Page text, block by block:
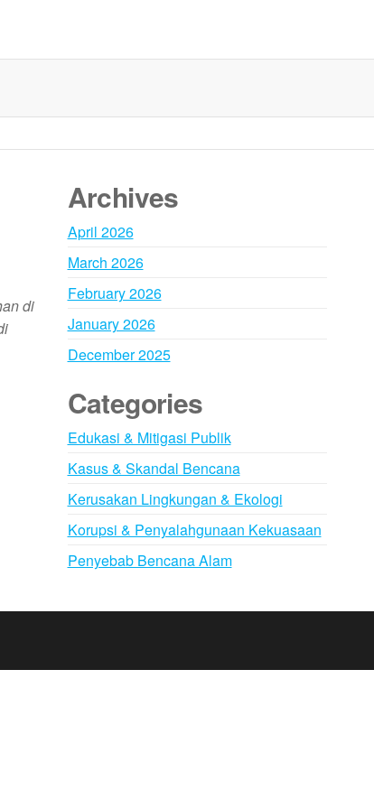
di
Archives
April 2026
March 2026
February 2026
January 2026
December 2025
Categories
Edukasi & Mitigasi Publik
Kasus & Skandal Bencana
Kerusakan Lingkungan & Ekologi
Korupsi & Penyalahgunaan Kekuasaan
Penyebab Bencana Alam